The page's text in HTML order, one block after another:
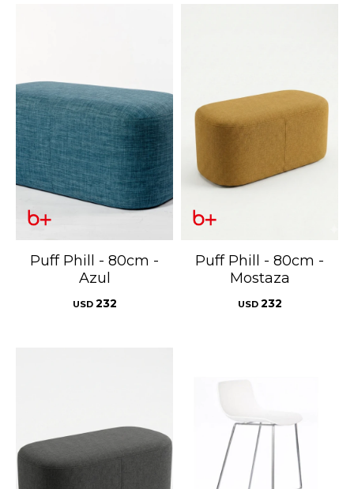
Puff Phill - 80cm -
Azul
USD 232
Puff Phill - 80cm -
Mostaza
USD 232